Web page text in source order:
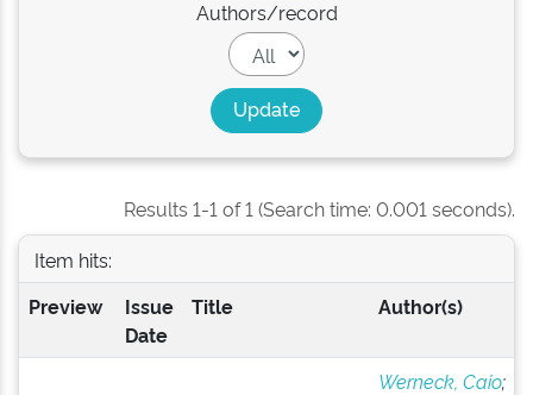
Authors/record
Results 1-1 of 1 (Search time: 0.001 seconds).
Item hits:
Preview
Issue
Date
Title Author(s)
Werneck, Caio;